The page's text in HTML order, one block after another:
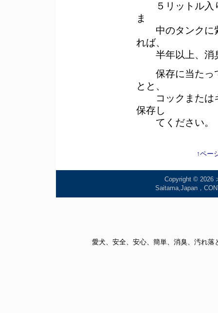
５リットル入り
ま
中のタンクに紫
れば、
半年以上、消臭
保存に当たって
とと、
コックまたはキ
保存し
てください。
↑ペー
Copyright © 2026
Saitama,Japan，
愛犬、安全、安心、簡単、消臭、汚れ